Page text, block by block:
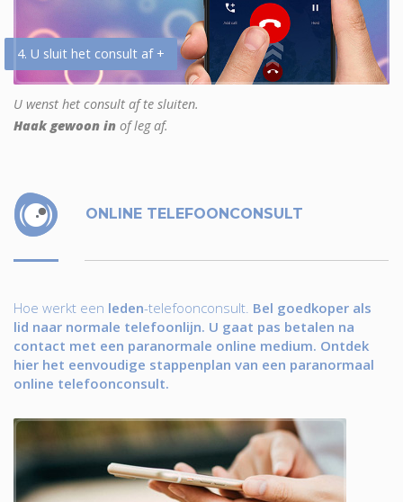
4. U sluit het consult af +
U wenst het consult af te sluiten.
Haak gewoon in of leg af.
ONLINE TELEFOONCONSULT
Hoe werkt een leden-telefoonconsult. Bel goedkoper als
lid naar normale telefoonlijn. U gaat pas betalen na
contact met een paranormale online medium. Ontdek
hier het eenvoudige stappenplan van een paranormaal
online telefoonconsult.